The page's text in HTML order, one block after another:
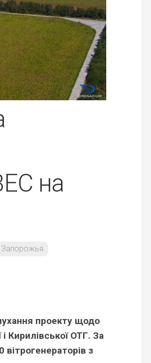
на
Запорожья
проекту щодо
Кирилівської ОТГ. За
з